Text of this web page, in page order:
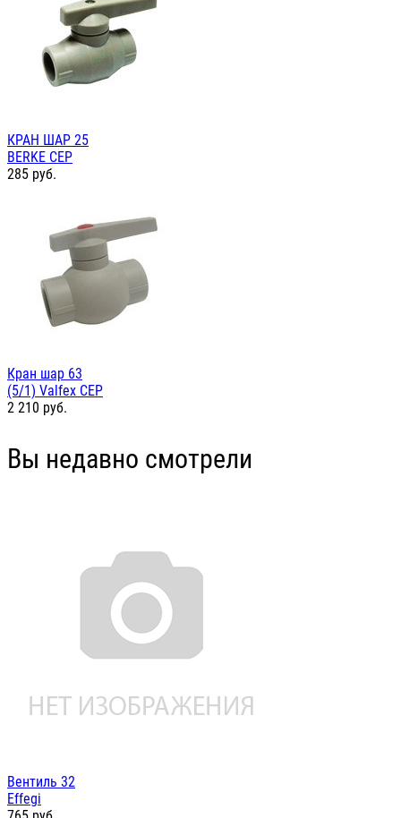
КРАН ШАР 25
BERKE СЕР
285 руб.
Кран шар 63
(5/1) Valfex СЕР
2 210 руб.
Вы недавно смотрели
Вентиль 32
Effegi